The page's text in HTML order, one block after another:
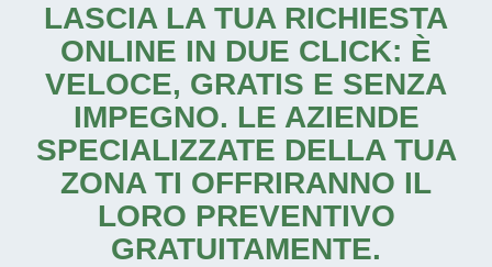
LASCIA LA TUA RICHIESTA
ONLINE IN DUE CLICK: È
VELOCE, GRATIS E SENZA
IMPEGNO. LE AZIENDE
SPECIALIZZATE DELLA TUA
ZONA TI OFFRIRANNO IL
LORO PREVENTIVO
GRATUITAMENTE.